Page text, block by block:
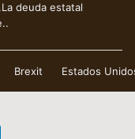
deuda estatal
Brexit Estados